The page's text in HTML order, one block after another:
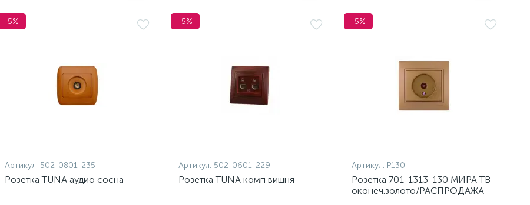
-5%
Артикул: 502-0801-235
Розетка TUNA аудио сосна
-5%
Артикул: 502-0601-229
Розетка TUNA комп вишня
-5%
Артикул: Р130
Розетка 701-1313-130 МИРА ТВ
оконеч.золото/РАСПРОДАЖА